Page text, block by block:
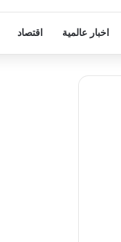
اخبار عالمية اقتصاد